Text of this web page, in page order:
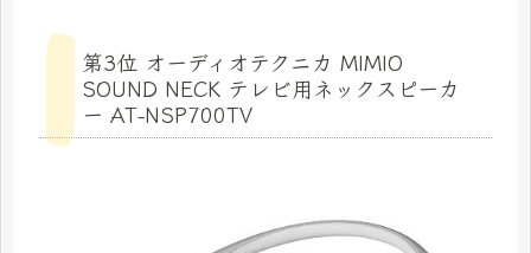
第3位 オーディオテクニカ MIMIO
SOUND NECK テレビ用ネックスピーカ
ー AT-NSP700TV